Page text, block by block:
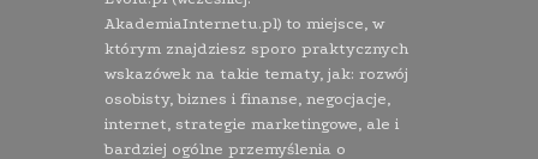
AkademiaInternetu.pl) to miejsce, w
którym znajdziesz sporo praktycznych
wskazówek na takie tematy, jak: rozwój
osobisty, biznes i finanse, negocjacje,
internet, strategie marketingowe, ale i
bardziej ogólne przemyślenia o